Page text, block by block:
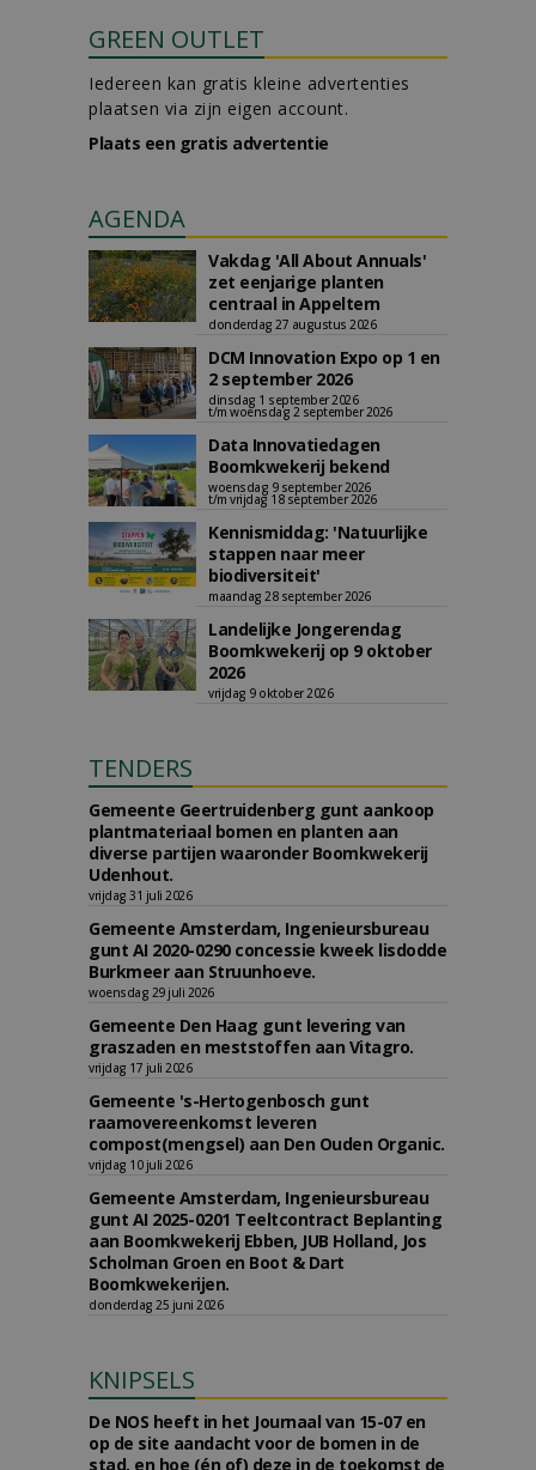
GREEN OUTLET
Iedereen kan gratis kleine advertenties
plaatsen via zijn eigen account.
Plaats een gratis advertentie
AGENDA
Vakdag 'All About Annuals'
zet eenjarige planten
centraal in Appeltern
donderdag 27 augustus 2026
DCM Innovation Expo op 1 en
2 september 2026
dinsdag 1 september 2026
t/m woensdag 2 september 2026
Data Innovatiedagen
Boomkwekerij bekend
woensdag 9 september 2026
t/m vrijdag 18 september 2026
Kennismiddag: 'Natuurlijke
stappen naar meer
biodiversiteit'
maandag 28 september 2026
Landelijke Jongerendag
Boomkwekerij op 9 oktober
2026
vrijdag 9 oktober 2026
TENDERS
Gemeente Geertruidenberg gunt aankoop
plantmateriaal bomen en planten aan
diverse partijen waaronder Boomkwekerij
Udenhout.
vrijdag 31 juli 2026
Gemeente Amsterdam, Ingenieursbureau
gunt AI 2020-0290 concessie kweek lisdodde
Burkmeer aan Struunhoeve.
woensdag 29 juli 2026
Gemeente Den Haag gunt levering van
graszaden en meststoffen aan Vitagro.
vrijdag 17 juli 2026
Gemeente 's-Hertogenbosch gunt
raamovereenkomst leveren
compost(mengsel) aan Den Ouden Organic.
vrijdag 10 juli 2026
Gemeente Amsterdam, Ingenieursbureau
gunt AI 2025-0201 Teeltcontract Beplanting
aan Boomkwekerij Ebben, JUB Holland, Jos
Scholman Groen en Boot & Dart
Boomkwekerijen.
donderdag 25 juni 2026
KNIPSELS
De NOS heeft in het Journaal van 15-07 en
op de site aandacht voor de bomen in de
stad, en hoe (én of) deze in de toekomst de